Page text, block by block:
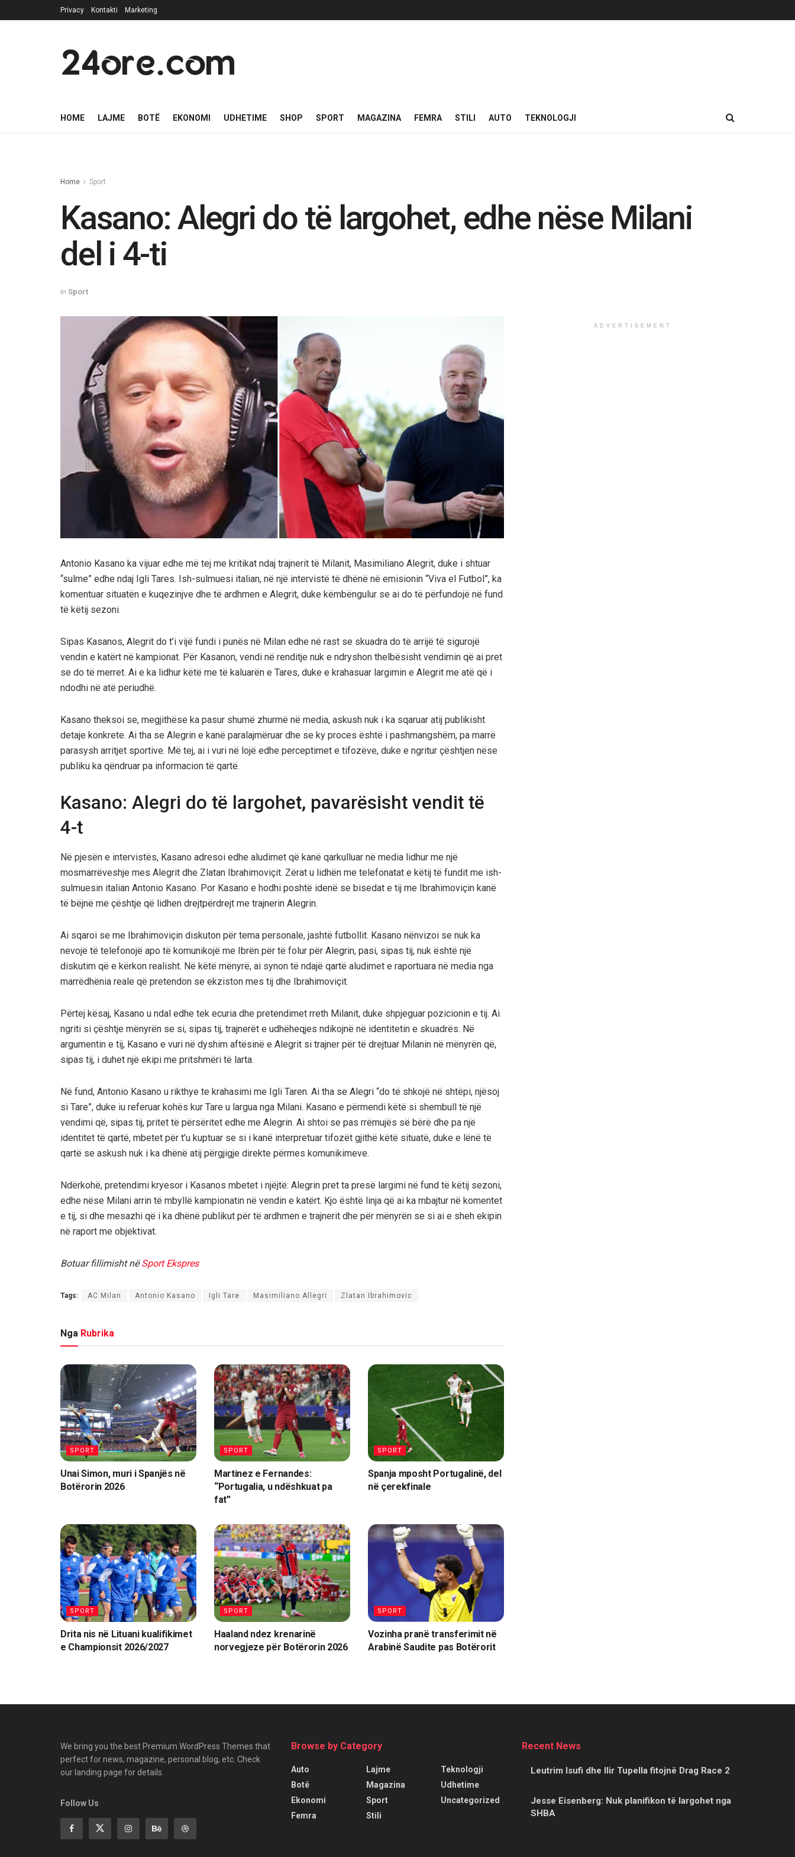
Privacy Kontakti Marketing
24ore.com
HOME LAJME BOTË EKONOMI UDHETIME SHOP SPORT MAGAZINA FEMRA STILI AUTO TEKNOLOGJI
Home Sport
Kasano: Alegri do të largohet, edhe nëse Milani
del i 4-ti
in Sport
Antonio Kasano ka vijuar edhe më tej me kritikat ndaj trajnerit të Milanit, Masimiliano Alegrit, duke i shtuar
“sulme” edhe ndaj Igli Tares. Ish-sulmuesi italian, në një intervistë të dhënë në emisionin “Viva el Futbol”, ka
komentuar situatën e kuqezinjve dhe të ardhmen e Alegrit, duke këmbëngulur se ai do të përfundojë në fund
të këtij sezoni.
Sipas Kasanos, Alegrit do t’i vijë fundi i punës në Milan edhe në rast se skuadra do të arrijë të sigurojë
vendin e katërt në kampionat. Për Kasanon, vendi në renditje nuk e ndryshon thelbësisht vendimin që ai pret
se do të merret. Ai e ka lidhur këtë me të kaluarën e Tares, duke e krahasuar largimin e Alegrit me atë që i
ndodhi në atë periudhë.
Kasano theksoi se, megjithëse ka pasur shumë zhurmë në media, askush nuk i ka sqaruar atij publikisht
detaje konkrete. Ai tha se Alegrin e kanë paralajmëruar dhe se ky proces është i pashmangshëm, pa marrë
parasysh arritjet sportive. Më tej, ai i vuri në lojë edhe perceptimet e tifozëve, duke e ngritur çështjen nëse
publiku ka qëndruar pa informacion të qartë.
Kasano: Alegri do të largohet, pavarësisht vendit të
4-t
Në pjesën e intervistës, Kasano adresoi edhe aludimet që kanë qarkulluar në media lidhur me një
mosmarrëveshje mes Alegrit dhe Zlatan Ibrahimoviçit. Zërat u lidhën me telefonatat e këtij të fundit me ish-
sulmuesin italian Antonio Kasano. Por Kasano e hodhi poshtë idenë se bisedat e tij me Ibrahimoviçin kanë
të bëjnë me çështje që lidhen drejtpërdrejt me trajnerin Alegrin.
Ai sqaroi se me Ibrahimoviçin diskuton për tema personale, jashtë futbollit. Kasano nënvizoi se nuk ka
nevojë të telefonojë apo të komunikojë me Ibrën për të folur për Alegrin, pasi, sipas tij, nuk është një
diskutim që e kërkon realisht. Në këtë mënyrë, ai synon të ndajë qartë aludimet e raportuara në media nga
marrëdhënia reale që pretendon se ekziston mes tij dhe Ibrahimoviçit.
Përtej kësaj, Kasano u ndal edhe tek ecuria dhe pretendimet rreth Milanit, duke shpjeguar pozicionin e tij. Ai
ngriti si çështje mënyrën se si, sipas tij, trajnerët e udhëheqjes ndikojnë në identitetin e skuadrës. Në
argumentin e tij, Kasano e vuri në dyshim aftësinë e Alegrit si trajner për të drejtuar Milanin në mënyrën që,
sipas tij, i duhet një ekipi me pritshmëri të larta.
Në fund, Antonio Kasano u rikthye te krahasimi me Igli Taren. Ai tha se Alegri “do të shkojë në shtëpi, njësoj
si Tare”, duke iu referuar kohës kur Tare u largua nga Milani. Kasano e përmendi këtë si shembull të një
vendimi që, sipas tij, pritet të përsëritet edhe me Alegrin. Ai shtoi se pas rrëmujës së bërë dhe pa një
identitet të qartë, mbetet për t’u kuptuar se si i kanë interpretuar tifozët gjithë këtë situatë, duke e lënë të
qartë se askush nuk i ka dhënë atij përgjigje direkte përmes komunikimeve.
Ndërkohë, pretendimi kryesor i Kasanos mbetet i njëjtë: Alegrin pret ta presë largimi në fund të këtij sezoni,
edhe nëse Milani arrin të mbyllë kampionatin në vendin e katërt. Kjo është linja që ai ka mbajtur në komentet
e tij, si dhe mesazhi që i ka dhënë publikut për të ardhmen e trajnerit dhe për mënyrën se si ai e sheh ekipin
në raport me objektivat.
Botuar fillimisht nëSport Ekspres
Tags: AC Milan Antonio Kasano Igli Tare Masimiliano Allegri Zlatan Ibrahimovic
Nga Rubrika
SPORT
Unai Simon, muri i Spanjës në
Botërorin 2026
SPORT
Martinez e Fernandes:
“Portugalia, u ndëshkuat pa
fat”
SPORT
Spanja mposht Portugalinë, del
në çerekfinale
SPORT
Drita nis në Lituani kualifikimet
e Championsit 2026/2027
SPORT
Haaland ndez krenarinë
norvegjeze për Botërorin 2026
SPORT
Vozinha pranë transferimit në
Arabinë Saudite pas Botërorit
ADVERTISEMENT
We bring you the best Premium WordPress Themes that
perfect for news, magazine, personal blog, etc. Check
our landing page for details.
Follow Us
Browse by Category
Auto
Botë
Ekonomi
Femra
Lajme
Magazina
Sport
Stili
Teknologji
Udhetime
Uncategorized
Recent News
Leutrim Isufi dhe Ilir Tupella fitojnë Drag Race 2
Jesse Eisenberg: Nuk planifikon të largohet nga
SHBA